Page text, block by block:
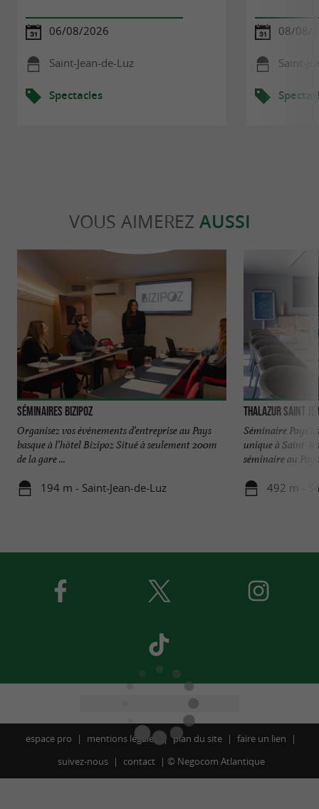
06/08/2026
Saint-Jean-de-Luz
Spectacles
08/08/
Saint-
VOUS AIMEREZ AUSSI
Séminaires Bizipoz
Organisez vos événements d’entreprise au Pays
basque à l’hôtel Bizipoz Situé à seulement 200m
de la gare ...
194 m - Saint-Jean-de-Luz
Thalazur Saint
Séminaire Pays
unique à Saint-
séminaire au
492 m -
espace pro mentions légales plan du site
faire un lien
suivez-nous
contact © Negocom Atlantique